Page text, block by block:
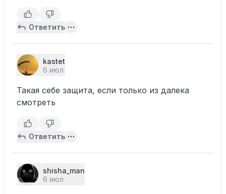
Ответить
kastet
6 июл
Такая себе защита, если только из далека
смотреть
Ответить
shisha_man
6 июл